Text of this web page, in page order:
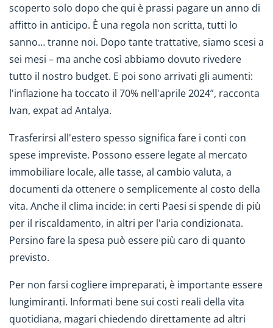
scoperto solo dopo che qui è prassi pagare un anno di
affitto in anticipo. È una regola non scritta, tutti lo
sanno… tranne noi. Dopo tante trattative, siamo scesi a
sei mesi – ma anche così abbiamo dovuto rivedere
tutto il nostro budget. E poi sono arrivati gli aumenti:
l'inflazione ha toccato il 70% nell'aprile 2024”, racconta
Ivan, expat ad Antalya.
Trasferirsi all'estero spesso significa fare i conti con
spese impreviste. Possono essere legate al mercato
immobiliare locale, alle tasse, al cambio valuta, a
documenti da ottenere o semplicemente al costo della
vita. Anche il clima incide: in certi Paesi si spende di più
per il riscaldamento, in altri per l'aria condizionata.
Persino fare la spesa può essere più caro di quanto
previsto.
Per non farsi cogliere impreparati, è importante essere
lungimiranti. Informati bene sui costi reali della vita
quotidiana, magari chiedendo direttamente ad altri